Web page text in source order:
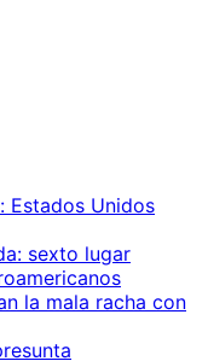
Estados Unidos
sexto lugar
la mala racha con